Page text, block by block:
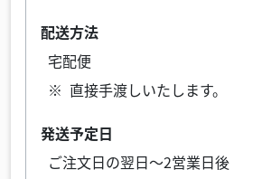
配送方法
宅配便
直接手渡しいたします。
発送予定日
ご注文日の翌日～2営業日後